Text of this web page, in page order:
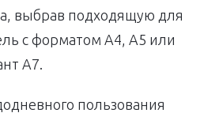
выбрав подходящую для
с форматом А4, А5 или
А7.
пользования